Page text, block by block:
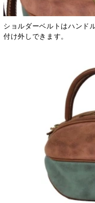
ショルダーベルトはハンド
付け外しできます。